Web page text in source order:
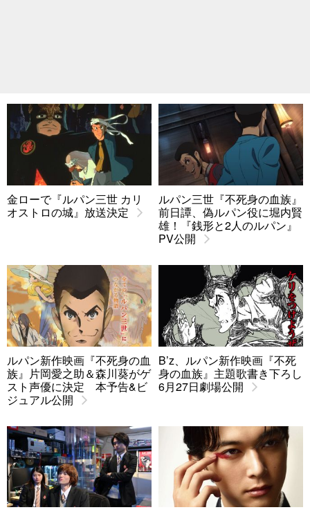
金ローで『ルパン三世 カリ
オストロの城』放送決定
ルパン三世『不死身の血族』
前日譚、偽ルパン役に堀内賢
雄！『銭形と2人のルパン』
PV公開
ルパン新作映画『不死身の血
族』片岡愛之助＆森川葵がゲ
スト声優に決定 本予告&ビ
ジュアル公開
B’z、ルパン新作映画『不死
身の血族』主題歌書き下ろし
6月27日劇場公開